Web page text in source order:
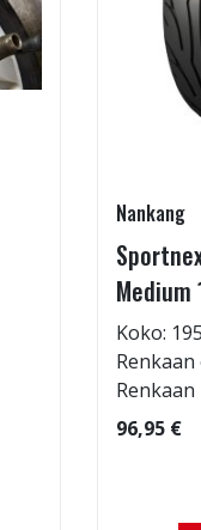
Nankang
Medium
Koko:
96,95 €